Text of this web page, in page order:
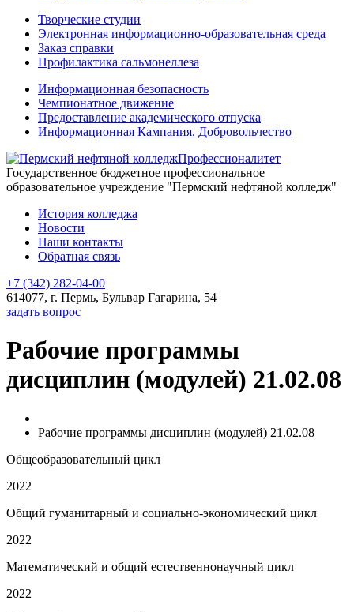
Творческие студии
Электронная информационно-образовательная среда
Заказ справки
Профилактика сальмонеллеза
Информационная безопасность
Чемпионатное движение
Предоставление академического отпуска
Информационная Кампания. Добровольчество
Профессионалитет
Государственное бюджетное профессиональное
образовательное учреждение "Пермский нефтяной колледж"
История колледжа
Новости
Наши контакты
Обратная связь
+7 (342) 282-04-00
614077, г. Пермь, Бульвар Гагарина, 54
задать вопрос
Рабочие программы
дисциплин (модулей) 21.02.08
Рабочие программы дисциплин (модулей) 21.02.08
Общеобразовательный цикл
2022
Общий гуманитарный и социально-экономический цикл
2022
Математический и общий естественнонаучный цикл
2022